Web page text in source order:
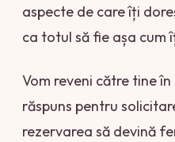
aspecte de care îți
ca totul să fie așa cum
Vom reveni către tine
răspuns pentru
rezervarea să devină